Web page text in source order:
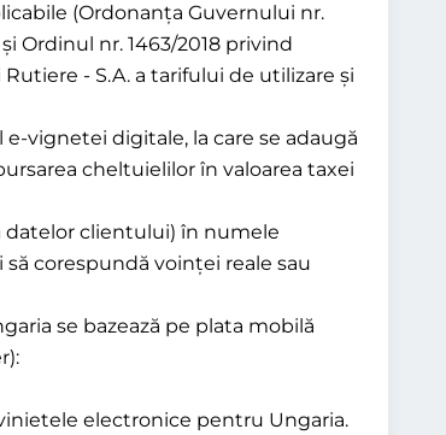
(Ordonanța Guvernului nr.
Ordinul nr. 1463/2018 privind
- S.A. a tarifului de utilizare și
vignetei digitale, la care se adaugă
cheltuielilor în valoarea taxei
datelor clientului) în numele
corespundă voinței reale sau
se bazează pe plata mobilă
electronice pentru Ungaria.